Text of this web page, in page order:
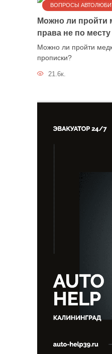
ВОПРОСЫ
Можно ли пройти
права не по
Можно ли пройти
прописки?
21.6к.